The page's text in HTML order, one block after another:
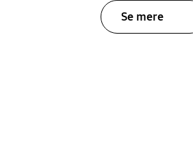
Se mere